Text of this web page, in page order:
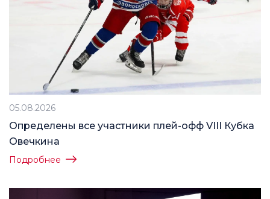
05.08.2026
Определены все участники плей-офф VIII Кубка
Овечкина
Подробнее